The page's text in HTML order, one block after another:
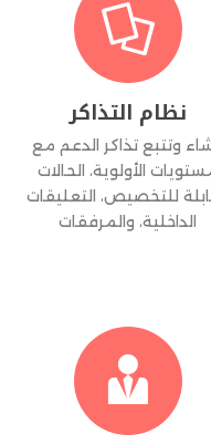

نظام التذاكر
وتتبع تذاكر الدعم مع
الأولوية، الحالات
للتخصيص، التعليقات
الداخلية، والمرفقات
